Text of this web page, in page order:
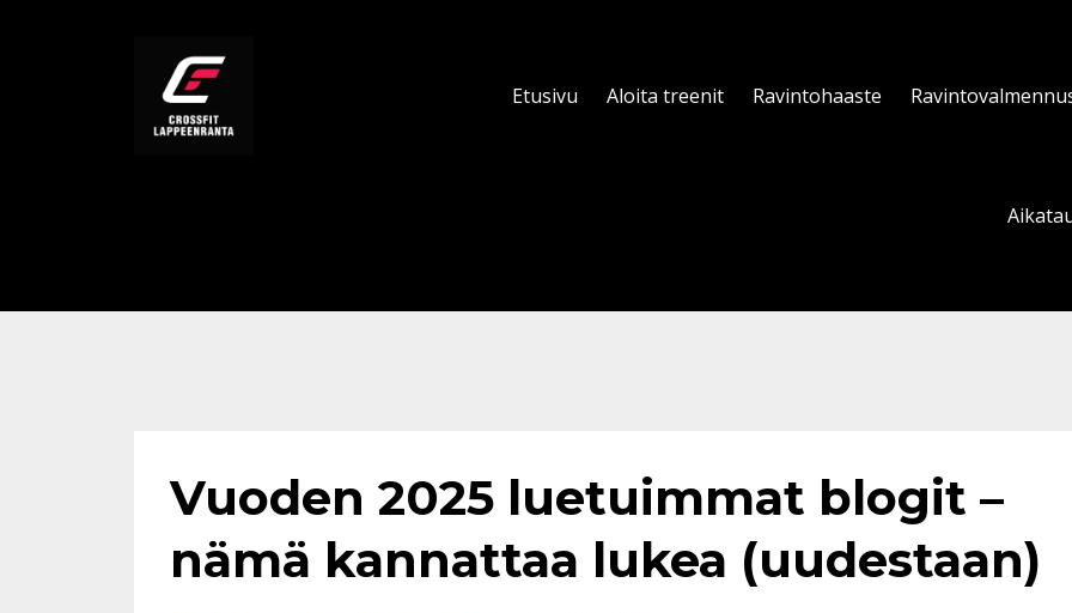
Etusivu Aloita treenit Ravintohaaste
Vuoden 2025 luetuimmat blogit –
nämä kannattaa lukea (uudestaan)